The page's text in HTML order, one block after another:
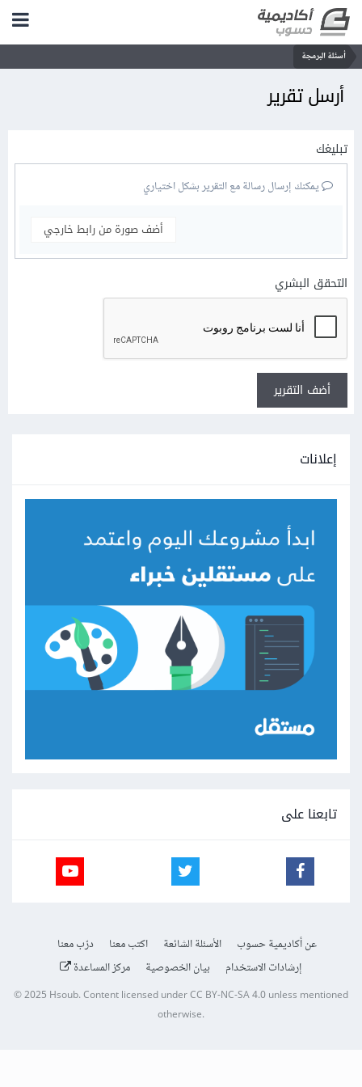
أسئلة البرمجة
أرسل تقرير
تبليغك
يمكنك إرسال رسالة مع التقرير بشكل اختياري
أضف صورة من رابط خارجي
التحقق البشري
أضف التقرير
إعلانات
تابعنا على
عن أكاديمية حسوب الأسئلة الشائعة اكتب معنا
درّب معنا
إرشادات الاستخدام
بيان الخصوصية مركز المساعدة
© 2025 Hsoub.Content licensed underCC BY-NC-SA 4.0unless mentioned
otherwise.